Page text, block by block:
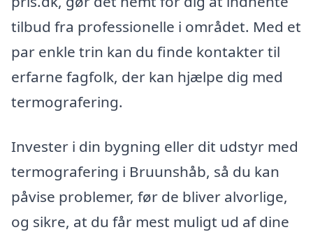
tilbud fra professionelle i området. Med et
par enkle trin kan du finde kontakter til
erfarne fagfolk, der kan hjælpe dig med
termografering.
Invester i din bygning eller dit udstyr med
termografering i Bruunshåb, så du kan
påvise problemer, før de bliver alvorlige,
og sikre, at du får mest muligt ud af dine